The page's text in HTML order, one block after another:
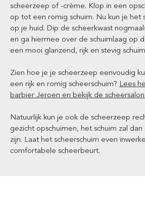
scheerzeep of -crème. Klop in een
op tot een romig schuim. Nu kun je het
op je huid. Dip de scheerkwast
en ga hiermee over de schuimlaag op
een mooi glanzend, rijk en stevig
Zien hoe je je scheerzeep eenvoudig
een rijk en romig scheerschuim? Lees
barbier Jeroen en bekijk de
Natuurlijk kun je ook de scheerzeep
gezicht opschuimen, het schuim zal
zijn. Laat het scheerschuim even
comfortabele scheerbeurt.